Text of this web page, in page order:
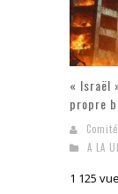
« Israël
propre
A LA
1 125